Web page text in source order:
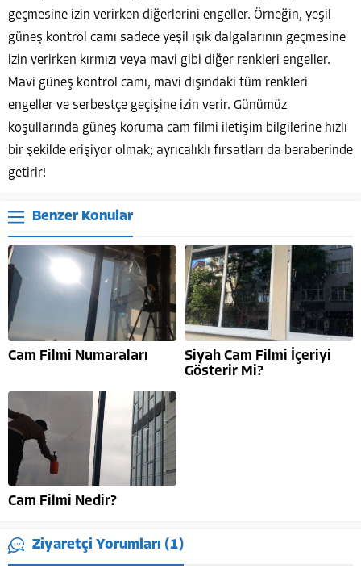
geçmesine izin verirken diğerlerini engeller. Örneğin, yeşil
güneş kontrol camı sadece yeşil ışık dalgalarının geçmesine
izin verirken kırmızı veya mavi gibi diğer renkleri engeller.
Mavi güneş kontrol camı, mavi dışındaki tüm renkleri
engeller ve serbestçe geçişine izin verir. Günümüz
koşullarında güneş koruma cam filmi iletişim bilgilerine hızlı
bir şekilde erişiyor olmak; ayrıcalıklı fırsatları da beraberinde
getirir!
Benzer Konular
Cam Filmi Numaraları
Siyah Cam Filmi İçeriyi
Gösterir Mi?
Cam Filmi Nedir?
Ziyaretçi Yorumları (1)